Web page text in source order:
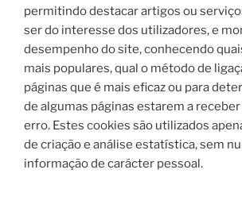
permitindo destacar artigos ou
ser do interesse dos utilizadores, e
desempenho do site, conhecendo
mais populares, qual o método de
páginas que é mais eficaz ou para
de algumas páginas estarem a
erro. Estes cookies são utilizados
de criação e análise estatística, sem
informação de carácter pessoal.